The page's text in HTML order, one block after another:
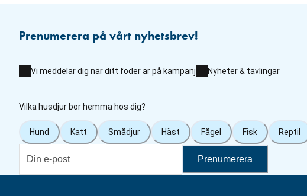
Prenumerera på vårt nyhetsbrev!
Vi meddelar dig när ditt foder är på kampanj Nyheter & tävlingar
Vilka husdjur bor hemma hos dig?
Hund Katt Smådjur Häst Fågel Fisk Reptil
Prenumerera